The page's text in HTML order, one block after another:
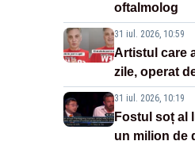
oftalmolog
31 iul. 2026, 10:59
Artistul care
zile, operat
31 iul. 2026, 10:19
Fostul soț al
un milion de